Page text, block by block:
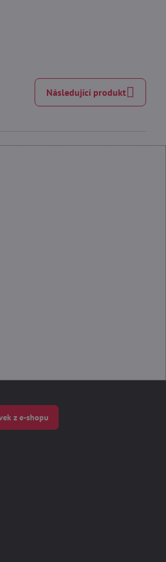
Následující produkt
z e-shopu